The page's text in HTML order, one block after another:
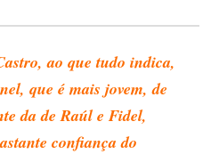
ao que tudo indica,
que é mais jovem, de
da de Raúl e Fidel,
confiança do